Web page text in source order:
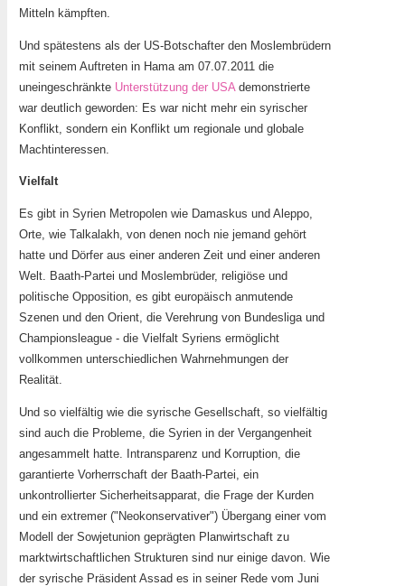
Mitteln kämpften.
Und spätestens als der US-Botschafter den Moslembrüdern
mit seinem Auftreten in Hama am 07.07.2011 die
uneingeschränkte Unterstützung der USA demonstrierte
war deutlich geworden: Es war nicht mehr ein syrischer
Konflikt, sondern ein Konflikt um regionale und globale
Machtinteressen.
Vielfalt
Es gibt in Syrien Metropolen wie Damaskus und Aleppo,
Orte, wie Talkalakh, von denen noch nie jemand gehört
hatte und Dörfer aus einer anderen Zeit und einer anderen
Welt. Baath-Partei und Moslembrüder, religiöse und
politische Opposition, es gibt europäisch anmutende
Szenen und den Orient, die Verehrung von Bundesliga und
Championsleague - die Vielfalt Syriens ermöglicht
vollkommen unterschiedlichen Wahrnehmungen der
Realität.
Und so vielfältig wie die syrische Gesellschaft, so vielfältig
sind auch die Probleme, die Syrien in der Vergangenheit
angesammelt hatte. Intransparenz und Korruption, die
garantierte Vorherrschaft der Baath-Partei, ein
unkontrollierter Sicherheitsapparat, die Frage der Kurden
und ein extremer ("Neokonservativer") Übergang einer vom
Modell der Sowjetunion geprägten Planwirtschaft zu
marktwirtschaftlichen Strukturen sind nur einige davon. Wie
der syrische Präsident Assad es in seiner Rede vom Juni